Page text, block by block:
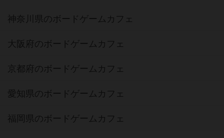
神奈川県のボードゲームカフェ
大阪府のボードゲームカフェ
京都府のボードゲームカフェ
愛知県のボードゲームカフェ
福岡県のボードゲームカフェ